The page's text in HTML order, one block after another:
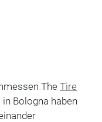
The Tire
Bologna haben